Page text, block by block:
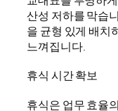
산성 저하를 막습
을 균형 있게 배치
느껴집니다.
휴식 시간 확보
휴식은 업무 효율